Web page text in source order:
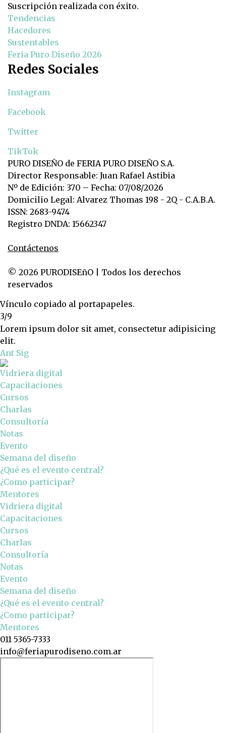
Suscripción realizada con éxito.
Tendencias
Hacedores
Sustentables
Feria Puro Diseño 2026
Redes Sociales
Instagram
Facebook
Twitter
TikTok
PURO DISEÑO de FERIA PURO DISEÑO S.A.
Director Responsable: Juan Rafael Astibia
Nº de Edición: 370 – Fecha: 07/08/2026
Domicilio Legal: Alvarez Thomas 198 - 2Q - C.A.B.A.
ISSN: 2683-9474
Registro DNDA: 15662347
Contáctenos
© 2026 PURODISEñO | Todos los derechos
reservados
Vínculo copiado al portapapeles.
3/9
Lorem ipsum dolor sit amet, consectetur adipisicing
elit.
Ant Sig
Vidriera digital
Capacitaciones
Cursos
Charlas
Consultoría
Notas
Evento
Semana del diseño
¿Qué es el evento central?
¿Como participar?
Mentores
Vidriera digital
Capacitaciones
Cursos
Charlas
Consultoría
Notas
Evento
Semana del diseño
¿Qué es el evento central?
¿Como participar?
Mentores
011 5365-7333
info@feriapurodiseno.com.ar